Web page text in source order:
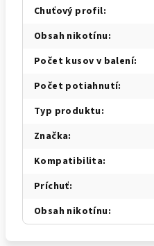
Chuťový profil:
Obsah nikotínu:
Počet kusov v balení:
Počet potiahnutí:
Typ produktu:
Značka:
Kompatibilita:
Príchuť:
Obsah nikotínu: